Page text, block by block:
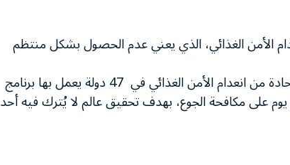
الأمن الغذائي، الذي يعني عدم الحصول بشكل منتظم
على مستوى العالم، يواجه ما يصل إلى 266 مليون شخص مستويات حادة من انعدام الأمن الغذائي في 47 دولة يعمل بها برنامج
يوم على مكافحة الجوع، بهدف تحقيق عالم لا يُترك فيه أحد